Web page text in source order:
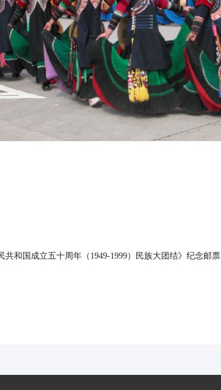
国成立五十周年（1949-1999）民族大团结》纪念邮票